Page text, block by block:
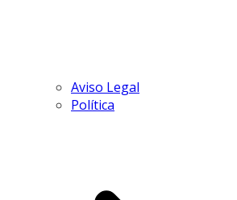
Aviso Legal
Política